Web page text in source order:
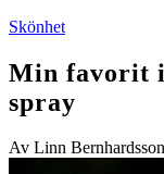
Skönhet
Min favorit i
spray
Av Linn Bernhardsson